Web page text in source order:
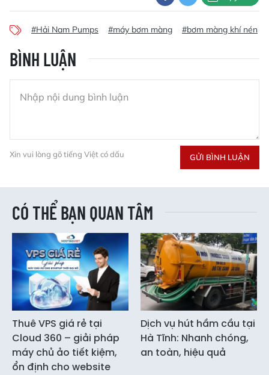
#Hải Nam Pumps #máy bơm màng #bơm màng khí nén
BÌNH LUẬN
Xin vui lòng gõ tiếng Việt có dấu GỬI BÌNH LUẬN
CÓ THỂ BẠN QUAN TÂM
Thuê VPS giá rẻ tại
Cloud 360 – giải pháp
máy chủ ảo tiết kiệm,
ổn định cho website
Dịch vụ hút hầm cầu tại
Hà Tĩnh: Nhanh chóng,
an toàn, hiệu quả